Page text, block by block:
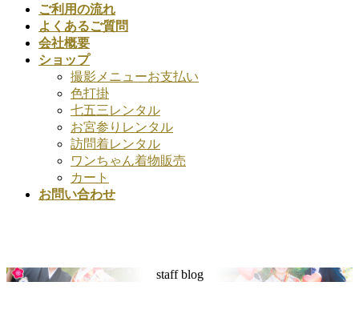
ご利用の流れ
よくあるご質問
会社概要
ショップ
撮影メニューお支払い
色打掛
七五三レンタル
お宮参りレンタル
訪問着レンタル
ワンちゃん着物販売
カート
お問い合わせ
staff blog